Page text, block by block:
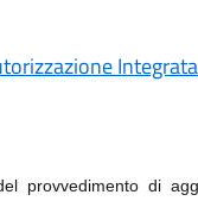
provvedimento di